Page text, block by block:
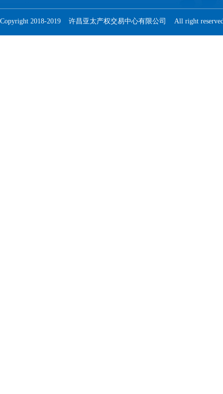
Copyright 2018-2019 许昌亚太产权交易中心有限公司 All right